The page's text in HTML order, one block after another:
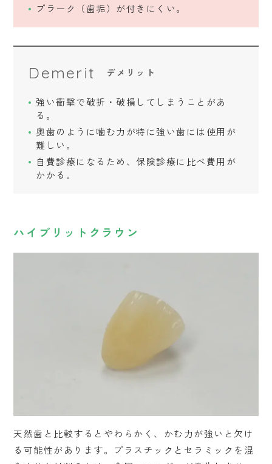
プラーク（歯垢）が付きにくい。
Demerit デメリット
強い衝撃で破折・破損してしまうことがあ
る。
奥歯のように噛む力が特に強い歯には使用が
難しい。
自費診療になるため、保険診療に比べ費用が
かかる。
ハイブリットクラウン
天然歯と比較するとやわらかく、かむ力が強いと欠け
る可能性があります。プラスチックとセラミックを混